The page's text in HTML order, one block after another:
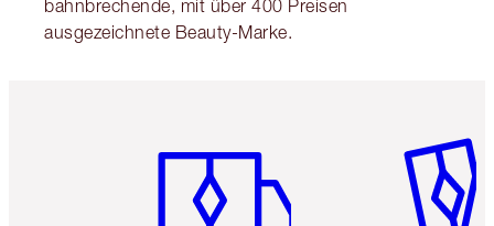
bahnbrechende, mit über 400 Preisen
ausgezeichnete Beauty-Marke.